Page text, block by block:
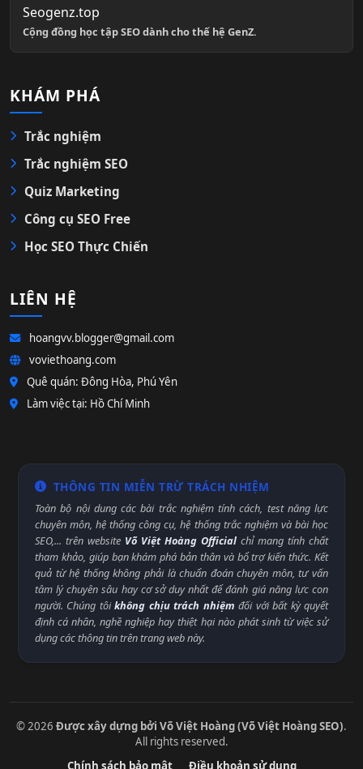
Seogenz.top
Cộng đồng học tập SEO dành cho thế hệ GenZ.
KHÁM PHÁ
Trắc nghiệm
Trắc nghiệm SEO
Quiz Marketing
Công cụ SEO Free
Học SEO Thực Chiến
LIÊN HỆ
hoangvv.blogger@gmail.com
voviethoang.com
Quê quán: Đông Hòa, Phú Yên
Làm việc tại: Hồ Chí Minh
THÔNG TIN MIỄN TRỪ TRÁCH NHIỆM
Toàn bộ nội dung các bài trắc nghiệm tính cách, test năng lực
chuyên môn, hệ thống công cụ, hệ thống trắc nghiệm và bài học
SEO,... trên website Võ Việt Hoàng Official chỉ mang tính chất
tham khảo, giúp bạn khám phá bản thân và bổ trợ kiến thức. Kết
quả từ hệ thống không phải là chuẩn đoán chuyên môn, tư vấn
tâm lý chuyên sâu hay cơ sở duy nhất để đánh giá năng lực con
người. Chúng tôikhông chịu trách nhiệm đối với bất kỳ quyết
định cá nhân, nghề nghiệp hay thiệt hại nào phát sinh từ việc sử
dụng các thông tin trên trang web này.
© 2026 Được xây dựng bởi Võ Việt Hoàng (Võ Việt Hoàng SEO).
All rights reserved.
Chính sách bảo mật
Điều khoản sử dụng